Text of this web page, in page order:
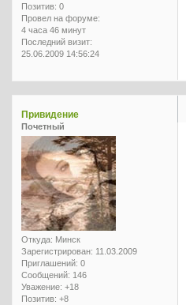
Позитив: 0
Провел на форуме:
4 часа 46 минут
Последний визит:
25.06.2009 14:56:24
Привидение
Почетный
Откуда: Минск
Зарегистрирован: 11.03.2009
Приглашений: 0
Сообщений: 146
Уважение: +18
Позитив: +8